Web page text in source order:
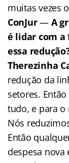
muitas vezes
ConJur—A
é lidar com
essa
Therezinha
redução da
setores.
tudo, e para
Nós
Então
despesa